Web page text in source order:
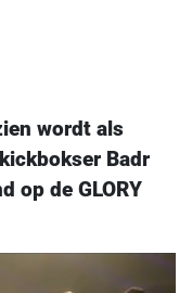
wordt als
Badr
op de GLORY